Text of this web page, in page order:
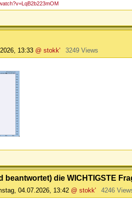
13:33 @ stokk' 3249 Views
beantwortet) die WICHTIGSTE
04.07.2026, 13:42 @ stokk' 4246